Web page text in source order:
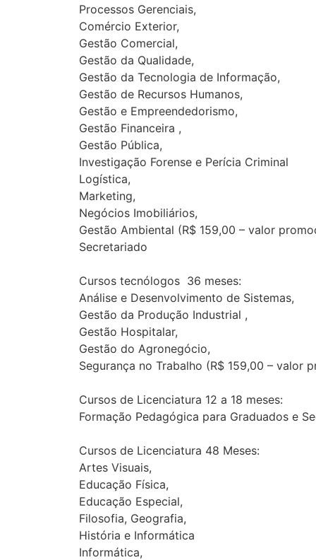
Processos Gerenciais,
Comércio Exterior,
Gestão Comercial,
Gestão da Qualidade,
Gestão da Tecnologia de Informação,
Gestão de Recursos Humanos,
Gestão e Empreendedorismo,
Gestão Financeira ,
Gestão Pública,
Investigação Forense e Perícia Criminal
Logística,
Marketing,
Negócios Imobiliários,
Gestão Ambiental (R$ 159,00 – valor
Secretariado
Cursos tecnólogos 36 meses:
Análise e Desenvolvimento de Sistemas,
Gestão da Produção Industrial ,
Gestão Hospitalar,
Gestão do Agronegócio,
Segurança no Trabalho (R$ 159,00 – valor
Cursos de Licenciatura 12 a 18 meses:
Formação Pedagógica para Graduados e
Cursos de Licenciatura 48 Meses:
Artes Visuais,
Educação Física,
Educação Especial,
Filosofia, Geografia,
História e Informática
Informática,